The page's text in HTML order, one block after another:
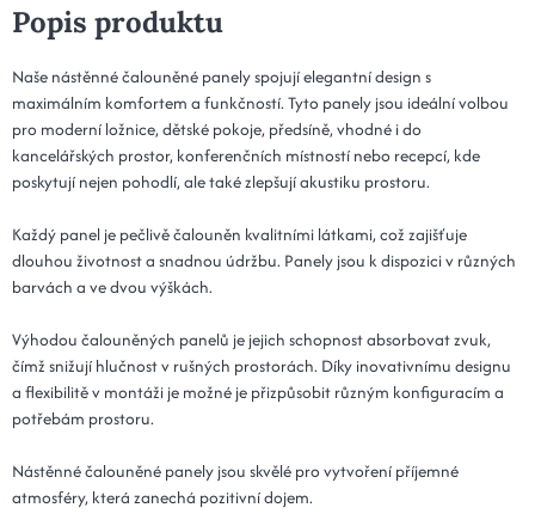
Popis produktu
Naše nástěnné čalouněné panely spojují elegantní design s
maximálním komfortem a funkčností. Tyto panely jsou ideální volbou
pro moderní ložnice, dětské pokoje, předsíně, vhodné i do
kancelářských prostor, konferenčních místností nebo recepcí, kde
poskytují nejen pohodlí, ale také zlepšují akustiku prostoru.
Každý panel je pečlivě čalouněn kvalitními látkami, což zajišťuje
dlouhou životnost a snadnou údržbu. Panely jsou k dispozici v různých
barvách a ve dvou výškách.
Výhodou čalouněných panelů je jejich schopnost absorbovat zvuk,
čímž snižují hlučnost v rušných prostorách. Díky inovativnímu designu
a flexibilitě v montáži je možné je přizpůsobit různým konfiguracím a
potřebám prostoru.
Nástěnné čalouněné panely jsou skvělé pro vytvoření příjemné
atmosféry, která zanechá pozitivní dojem.